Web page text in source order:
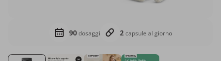
90dosaggi 2capsule al giorno